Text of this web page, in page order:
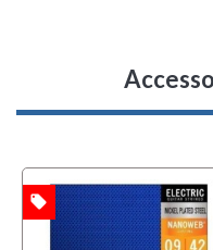
local_offer